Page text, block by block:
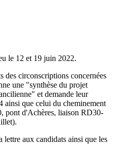
le 12 et 19 juin 2022.
des circonscriptions concernées
une "synthèse du projet
et demande leur
ainsi que celui du cheminement
pont d'Achères, liaison RD30-
aux candidats ainsi que les